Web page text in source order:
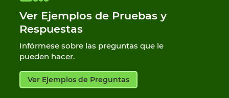
Ver Ejemplos de Pruebas y
Respuestas
Infórmese sobre las preguntas que le
pueden hacer.
Ver Ejemplos de Preguntas